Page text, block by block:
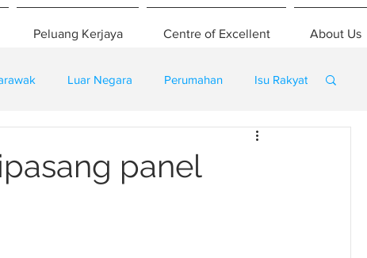
Peluang Kerjaya Centre of Excellent About Us
Luar Negara Perumahan Isu Rakyat
panel